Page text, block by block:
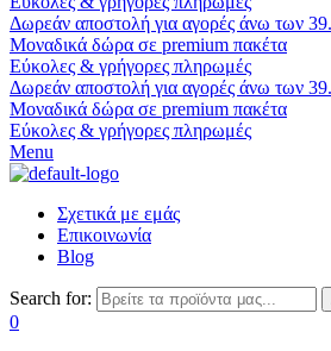
Δωρεάν αποστολή για αγορές άνω των
Μοναδικά δώρα σε premium πακέτα
Εύκολες & γρήγορες πληρωμές
Δωρεάν αποστολή για αγορές άνω των
Μοναδικά δώρα σε premium πακέτα
Εύκολες & γρήγορες πληρωμές
Menu
Σχετικά με εμάς
Επικοινωνία
Blog
Search for:
0